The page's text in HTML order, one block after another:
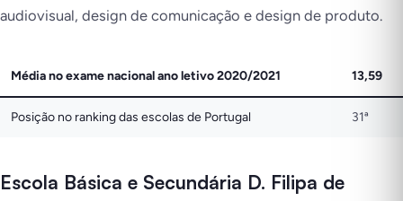
audiovisual, design de comunicação e design de produto.
Média no exame nacional ano letivo 2020/2021 13,59
Posição no ranking das escolas de Portugal 31ª
Escola Básica e Secundária D. Filipa de